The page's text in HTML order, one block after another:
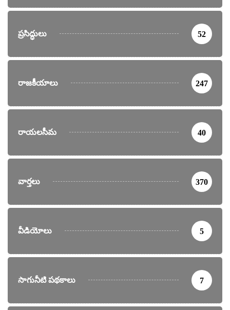
ప్రసిద్ధులు 52
రాజకీయాలు 247
రాయలసీమ 40
వార్తలు 370
వీడియోలు 5
సాగునీటి పథకాలు 7